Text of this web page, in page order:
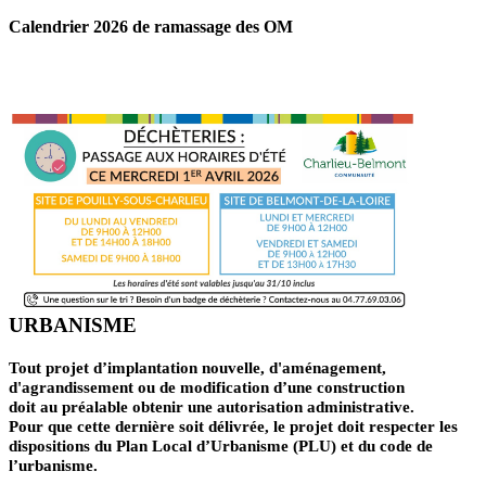
Calendrier 2026 de ramassage des OM
URBANISME
Tout projet d’implantation nouvelle, d'aménagement,
d'agrandissement ou de modification d’une construction
doit au préalable obtenir une autorisation administrative.
Pour que cette dernière soit délivrée, le projet doit respecter les
dispositions du Plan Local d’Urbanisme (PLU) et du code de
l’urbanisme.